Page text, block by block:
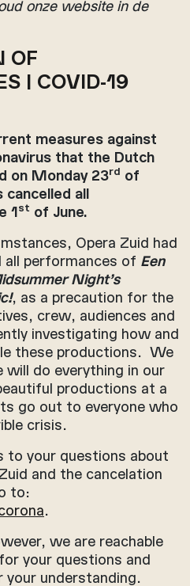
onze website in de
OF
| COVID-19
measures against
that the Dutch
on Monday 23rd of
cancelled all
1st of June.
Opera Zuid had
all performances of Een
Night’s
, as a precaution for the
crew, audiences and
investigating how and
these productions. We
will do everything in our
productions at a
go out to everyone who
crisis.
to your questions about
and the cancelation
to:
.
we are reachable
for your questions and
your understanding.